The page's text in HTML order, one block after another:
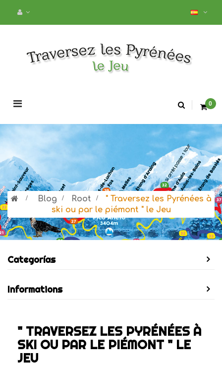
Navegación
palanca
0
> Blog > Root >
" Traversez les Pyrénées à
ski ou par le piémont " le Jeu
Categorías
Informations
" TRAVERSEZ LES PYRÉNÉES À
SKI OU PAR LE PIÉMONT " LE
JEU